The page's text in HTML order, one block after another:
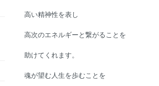
高い精神性を表し
高次のエネルギーと繋がることを
助けてくれます。
魂が望む人生を歩むことを